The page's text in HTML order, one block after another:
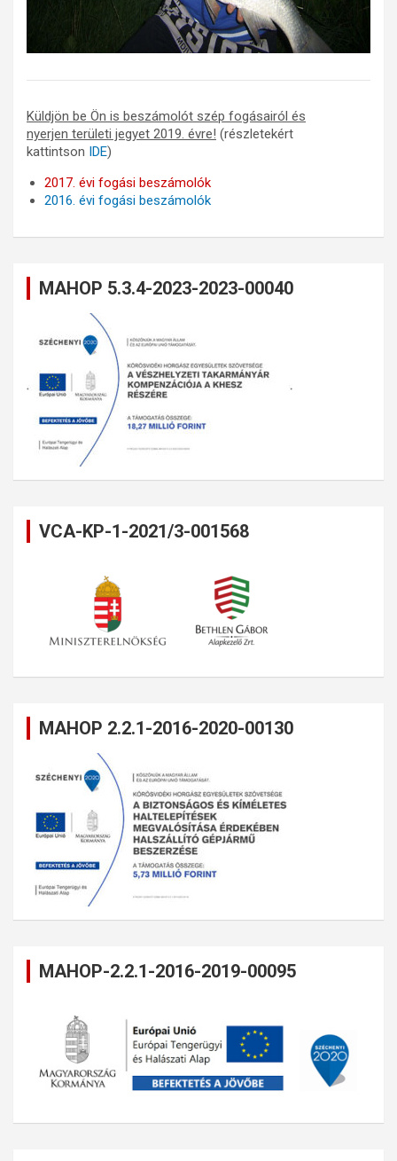
Küldjön be Ön is beszámolót szép fogásairól és
nyerjen területi jegyet 2019. évre! (részletekért
kattintson IDE)
2017. évi fogási beszámolók
2016. évi fogási beszámolók
MAHOP 5.3.4-2023-2023-00040
VCA-KP-1-2021/3-001568
MAHOP 2.2.1-2016-2020-00130
MAHOP-2.2.1-2016-2019-00095